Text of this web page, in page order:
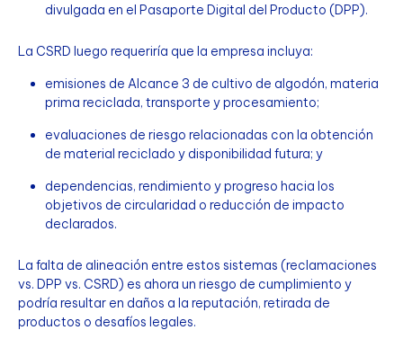
divulgada en el Pasaporte Digital del Producto (DPP).
La CSRD luego requeriría que la empresa incluya:
emisiones de Alcance 3 de cultivo de algodón, materia
prima reciclada, transporte y procesamiento;
evaluaciones de riesgo relacionadas con la obtención
de material reciclado y disponibilidad futura; y
dependencias, rendimiento y progreso hacia los
objetivos de circularidad o reducción de impacto
declarados.
La falta de alineación entre estos sistemas (reclamaciones
vs. DPP vs. CSRD) es ahora un riesgo de cumplimiento y
podría resultar en daños a la reputación, retirada de
productos o desafíos legales.